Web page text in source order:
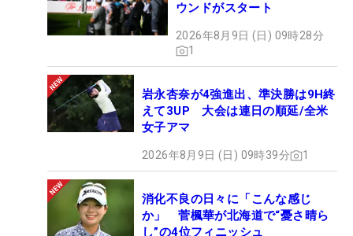
ウンドがスタート
2026年8月9日 (日) 09時28分
1
岩永杏奈が4強進出、準決勝は9H終
えて3UP 大会は連日の順延/全米
女子アマ
2026年8月9日 (日) 09時39分 1
消化不良の日々に「こんな感じ
か」 菅楓華が北海道で“憂さ晴ら
し”の4位フィニッシュ